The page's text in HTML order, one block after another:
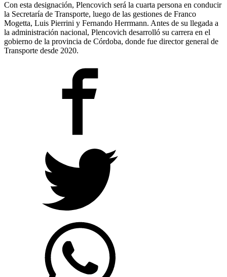
Con esta designación, Plencovich será la cuarta persona en conducir
la Secretaría de Transporte, luego de las gestiones de Franco
Mogetta, Luis Pierrini y Fernando Herrmann. Antes de su llegada a
la administración nacional, Plencovich desarrolló su carrera en el
gobierno de la provincia de Córdoba, donde fue director general de
Transporte desde 2020.